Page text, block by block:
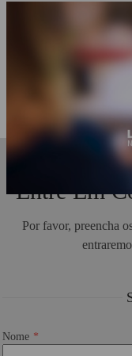
Entre Em
Por favor, preencha
Nome